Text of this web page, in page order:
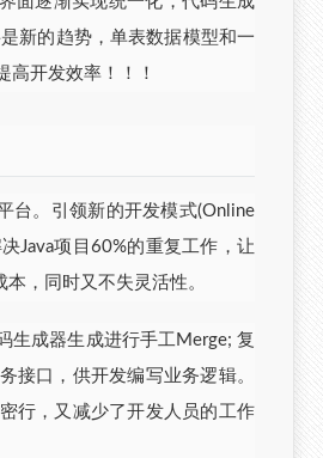
新的趋势，单表数据模型和一
高开发效率！！！
台。引领新的开发模式(Online
Java项目60%的重复工作，让
，同时又不失灵活性。
生成器生成进行手工Merge; 复
接口，供开发编写业务逻辑。
行，又减少了开发人员的工作